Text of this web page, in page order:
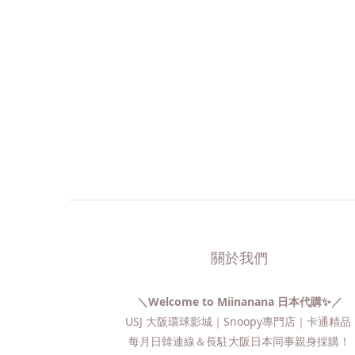
關於我們
＼Welcome to Miinanana 日本代購✨／
USJ 大阪環球影城｜Snoopy專門店｜卡通精
每月日韓連線＆長駐大阪日本同事親身採購！